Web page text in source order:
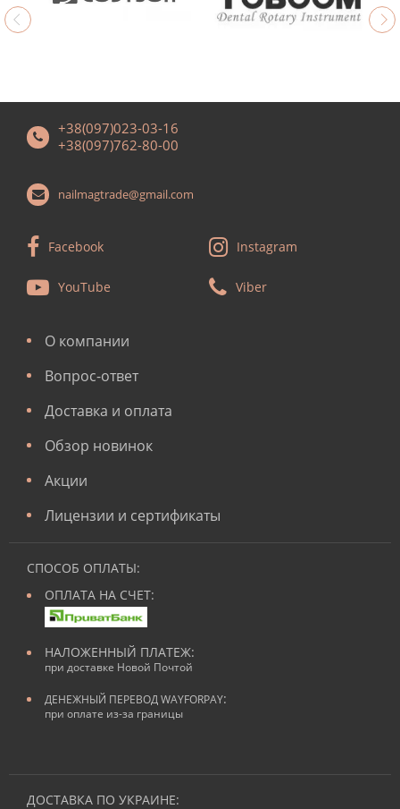
+38(097)023-03-16
+38(097)762-80-00
nailmagtrade@gmail.com
Facebook Instagram
YouTube Viber
О компании
Вопрос-ответ
Доставка и оплата
Обзор новинок
Акции
Лицензии и сертификаты
СПОСОБ ОПЛАТЫ:
ОПЛАТА НА СЧЕТ:
НАЛОЖЕННЫЙ ПЛАТЕЖ:
при доставке Новой Почтой
ДЕНЕЖНЫЙ ПЕРЕВОД WAYFORPAY:
при оплате из-за границы
ДОСТАВКА ПО УКРАИНЕ: